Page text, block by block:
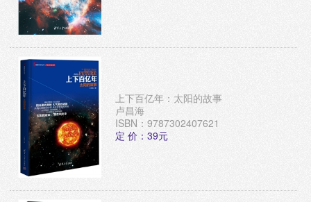
上下百亿年：太阳的故事
卢昌海
ISBN：9787302407621
定 价：39元